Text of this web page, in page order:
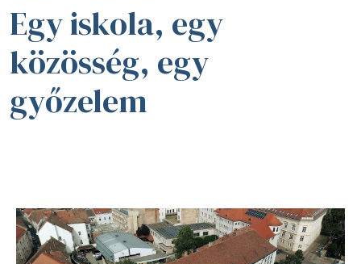
Egy iskola, egy
közösség, egy
győzelem